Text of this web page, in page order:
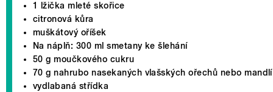
1 lžička mleté skořice
citronová kůra
muškátový oříšek
Na náplň: 300 ml smetany ke šlehání
50 g moučkového cukru
70 g nahrubo nasekaných vlašských ořechů nebo mandlí
vydlabaná střídka